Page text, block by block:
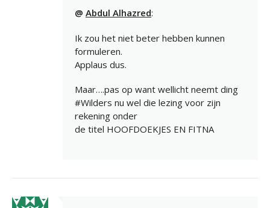
@ Abdul Alhazred:
Ik zou het niet beter hebben kunnen
formuleren.
Applaus dus.
Maar….pas op want wellicht neemt ding
#Wilders nu wel die lezing voor zijn
rekening onder
de titel HOOFDOEKJES EN FITNA